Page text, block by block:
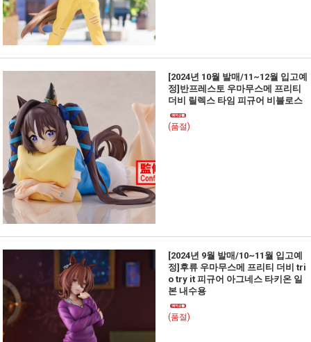
[2024년 10월 발매/11~12월 입고예
정]반프레스토 우마무스메 프리티
더비 릴렉스 타임 피규어 비블로스
(품절)
[2024년 9월 발매/10~11월 입고예
정]후류 우마무스메 프리티 더비 tri
o try it 피규어 아그네스 타키온 일
본 내수용
(품절)